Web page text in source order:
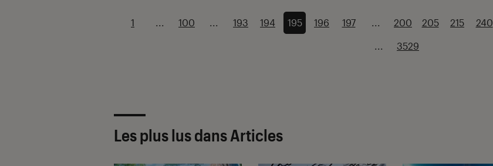
1 ... 100 ... 193 194 195 196 197 ... 200 205 215 240
... 3529
Les plus lus dans Articles